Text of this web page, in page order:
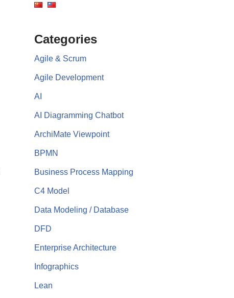
Categories
Agile & Scrum
Agile Development
AI
AI Diagramming Chatbot
ArchiMate Viewpoint
BPMN
Business Process Mapping
C4 Model
Data Modeling / Database
DFD
Enterprise Architecture
Infographics
Lean